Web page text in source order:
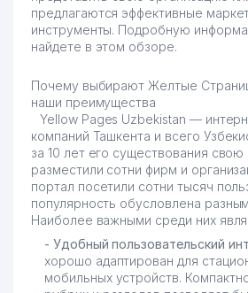
предлагаются эффективные
инструменты. Подробную
найдете в этом обзоре.
Почему выбирают Желтые
наши преимущества
Yellow Pages Uzbekistan —
компаний Ташкента и всего
за 10 лет его существования
разместили сотни фирм и
портал посетили сотни тысяч
популярность обусловлена
Наиболее важными среди них
- Удобный пользовательский
хорошо адаптирован для
мобильных устройств.